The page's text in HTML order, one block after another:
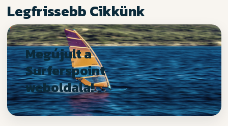
Legfrissebb Cikkünk
Megújult a
Surferspoint
weboldala!